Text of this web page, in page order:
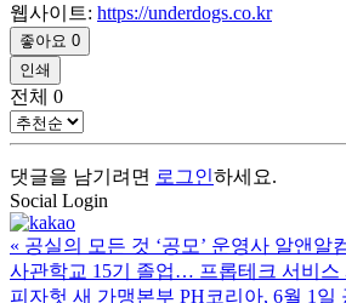
웹사이트: https://underdogs.co.kr
좋아요 0
인쇄
전체 0
댓글을 남기려면 로그인하세요.
Social Login
« 공실의 모든 것 ‘공모’ 운영사 알앤알
사관학교 15기 졸업… 프롭테크 서비스
피자헛 새 가맹본부 PH코리아, 6월 1일